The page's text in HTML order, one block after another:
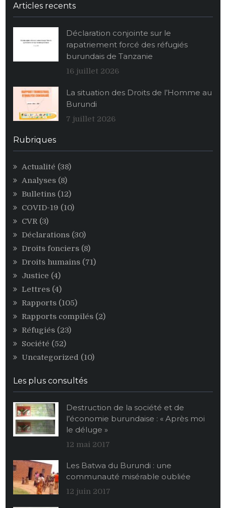
population
vide
ses
stocks
alimentaires
maïs
profit
Articles recents
Déclaration conjointe sur le
rapatriement forcé des réfugiés
burundais de Tanzanie
16 juillet 2026
La situation des Droits de l’Homme au
Burundi
7 juillet 2026
Rubriques
Actualité (38)
Analyses (8)
Bulletins (12)
COVID-19 (10)
CVR(3)
Déclarations (30)
Droits fonciers (8)
Droits humains (71)
Justice (4)
Lettres (4)
Rapports (105)
Rapports compilés (2)
Réfugiés (23)
Société (52)
Uncategorized (10)
Les plus consultés
Destruction de la société et de
l’économie burundaise : « Après moi
le déluge »
12 mai 2017
Les Batwa du Burundi : une
communauté misérable oubliée
12 juin 2017